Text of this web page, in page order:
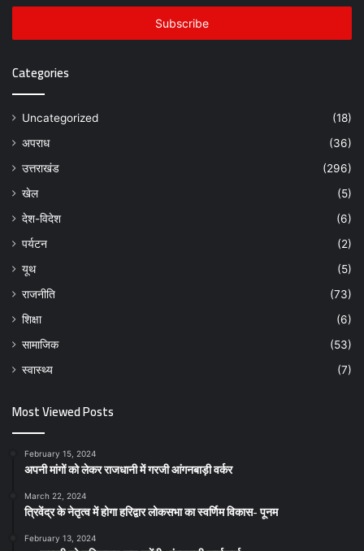
Email
Categories
Uncategorized
(18)
अपराध
(36)
उत्तराखंड
(296)
खेल
(5)
देश-विदेश
(6)
पर्यटन
(2)
यूथ
(5)
राजनीति
(73)
शिक्षा
(6)
सामाजिक
(53)
स्वास्थ्य
(7)
Most Viewed Posts
February 15, 2024
अपनी मांगों को लेकर राजधानी में गरजी आंगनबाड़ी वर्कर
March 22, 2024
त्रिवेंद्र के नेतृत्व में होगा हरिद्वार लोकसभा का स्वर्णिम विकास- पूनम
February 13, 2024